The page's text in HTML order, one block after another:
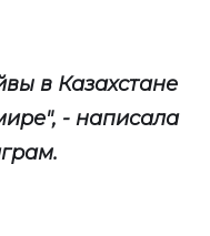
в Казахстане
- написала